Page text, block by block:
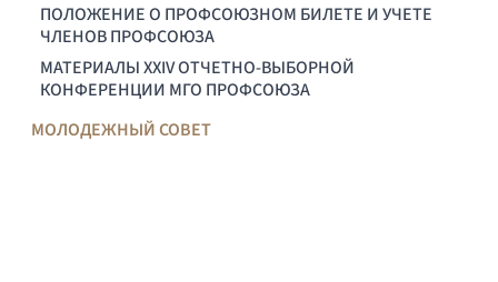
ПОЛОЖЕНИЕ О ПРОФСОЮЗНОМ БИЛЕТЕ И УЧЕТЕ
ЧЛЕНОВ ПРОФСОЮЗА
МАТЕРИАЛЫ XXIV ОТЧЕТНО-ВЫБОРНОЙ
КОНФЕРЕНЦИИ МГО ПРОФСОЮЗА
МОЛОДЕЖНЫЙ СОВЕТ